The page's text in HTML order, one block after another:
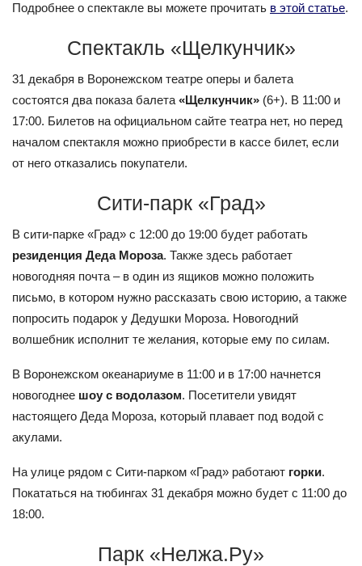
Подробнее о спектакле вы можете прочитать в этой статье.
Спектакль «Щелкунчик»
31 декабря в Воронежском театре оперы и балета
состоятся два показа балета «Щелкунчик» (6+). В 11:00 и
17:00. Билетов на официальном сайте театра нет, но перед
началом спектакля можно приобрести в кассе билет, если
от него отказались покупатели.
Сити-парк «Град»
В сити-парке «Град» с 12:00 до 19:00 будет работать
резиденция Деда Мороза. Также здесь работает
новогодняя почта – в один из ящиков можно положить
письмо, в котором нужно рассказать свою историю, а также
попросить подарок у Дедушки Мороза. Новогодний
волшебник исполнит те желания, которые ему по силам.
В Воронежском океанариуме в 11:00 и в 17:00 начнется
новогоднее шоу с водолазом. Посетители увидят
настоящего Деда Мороза, который плавает под водой с
акулами.
На улице рядом с Сити-парком «Град» работают горки.
Покататься на тюбингах 31 декабря можно будет с 11:00 до
18:00.
Парк «Нелжа.Ру»